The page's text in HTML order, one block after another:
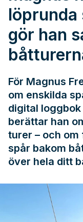
löprunda
gör han
För Magnus
om enskilda
digital
berättar han
turer – och
spår bakom
över hela ditt